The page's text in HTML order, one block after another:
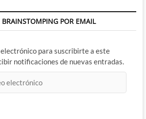
BRAINSTOMPING POR EMAIL
para suscribirte a este
notificaciones de nuevas entradas.